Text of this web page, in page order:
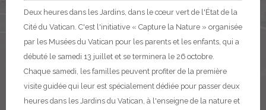
Deux heures dans les Jardins, dans le cœur vert de l'État de la
Cité du Vatican. C'est l'initiative « Capture la Nature » organisée
par les Musées du Vatican pour les parents et les enfants, qui a
débuté le samedi 13 juillet et se terminera le 26 octobre.
Chaque samedi, les familles peuvent profiter de la première
visite guidée qui leur est spécialement dédiée pour passer deux
heures dans les Jardins du Vatican, à l'enseigne de la nature et